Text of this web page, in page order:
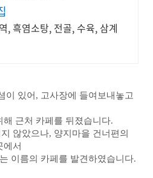
, 흑염소탕, 전골, 수육, 삼계
이 있어, 고사장에 들여보내놓고
근처 카페를 뒤졌습니다.
않았으나, 양지마을 건너편의
에서
이름의 카페를 발견하였습니다.